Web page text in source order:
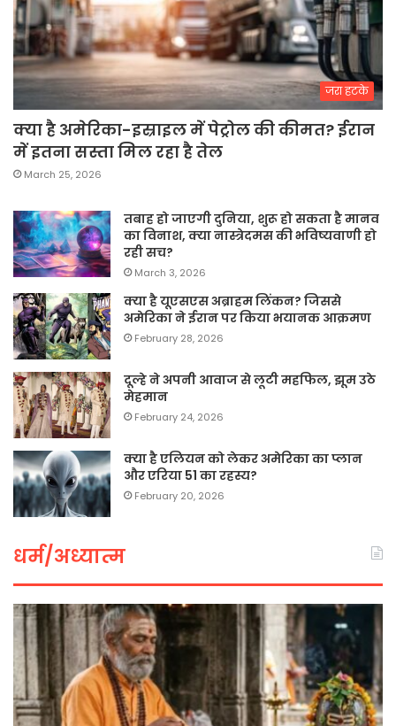
जरा हटके
क्या है अमेरिका-इस्राइल में पेट्रोल की कीमत? ईरान
में इतना सस्ता मिल रहा है तेल
March 25, 2026
तबाह हो जाएगी दुनिया, शुरू हो सकता है मानव
का विनाश, क्या नास्त्रेदमस की भविष्यवाणी हो
रही सच?
March 3, 2026
क्या है यूएसएस अब्राहम लिंकन? जिससे
अमेरिका ने ईरान पर किया भयानक आक्रमण
February 28, 2026
दूल्हे ने अपनी आवाज से लूटी महफिल, झूम उठे
मेहमान
February 24, 2026
क्या है एलियन को लेकर अमेरिका का प्लान
और एरिया 51 का रहस्य?
February 20, 2026
धर्म/अध्यात्म